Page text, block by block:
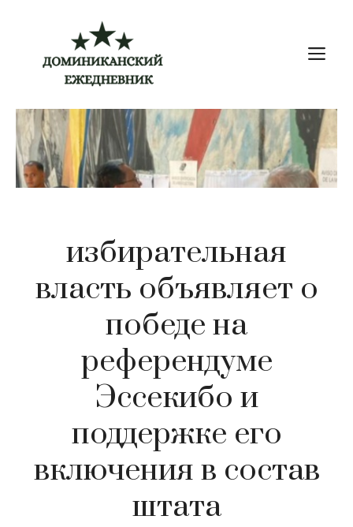
содержимому
избирательная
власть объявляет о
победе на
референдуме
Эссекибо и
поддержке его
включения в состав
штата